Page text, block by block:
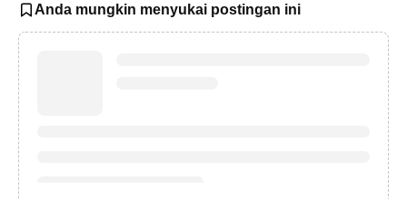
Anda mungkin menyukai postingan ini